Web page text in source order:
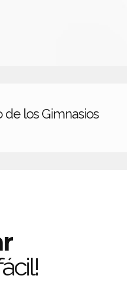
de los Gimnasios